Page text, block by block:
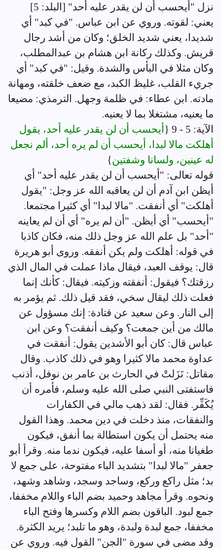
نزل "أيحسب أن لن يقدر عليه أحد" [البلد: 5]
يعني: لقوته. وروي عن ابن عباس. "في كبد" أي
شديدا، يعني شديد الخلق؛ وكان من أشد رجال
قريش. وكذلك ركانة ابن هشام بن عبدالمطلب،
وكان مثلا في البأس والشدة. وقيل: "في كبد" أي
جريء القلب، غليظ الكبد، مع ضعف خلقته، ومهانة
مادته. ابن عطاء: في ظلمة وجهل. الترمذي: مضيعا
ما يعنيه، مشتغلا بما لا يعنيه.
الآية: 5 - 9 {
أيحسب أن لن يقدر عليه أحد، يقول
أهلكت مالا لبدا، أيحسب أن لم يره أحد، ألم نجعل
له عينين، ولسانا وشفتين}
قوله تعالى: "أيحسب أن لن يقدر عليه أحد" أي
أيظن ابن آدم أن لن يعاقبه الله عز وجل: "يقول
أهلكت" أي أنفقت. "مالا لبدا" أي كثيرا مجتمعا.
"أيحسب" أي أيظن. "أن لم يره" أي أن لم يعاينه
"أحد" بل علم الله عز وجل ذلك منه، فكان كاذبا
في قوله: أهلكت ولم يكن أنفقه. وروى أبو هريرة
قال: يوقف العبد، فيقال ماذا عملت في المال الذي
رزقتك؟ فيقول: أنفقته وزكيته. فيقال: كأنك إنما
فعلت ذلك ليقال سخي، فقد قيل ذلك. ثم يؤمر به
إلى النار. وعن سعيد عن قتادة: إنك مسؤول عن
مالك من أين جمعت؟ وكيف أنفقت؟ وعن ابن
عباس قال: كان أبو الأشدين يقول: أنفقت في
عداوة محمد مالا كثيرا وهو في ذلك كاذب. وقال
مقاتل: نَزَلتْ في الحارث بن عامر بن نوفل، أذنب
فاستفتى النبي صلى الله عليه وسلم، فأمره أن
يُكَفِّر. فقال: لقد ذهب مالي في الكفارات
والنفقات، منذ دخلت في دين محمد. وهذا القول
منه يحتمل أن يكون استطالة بما أنفق، فيكون
طغيانا منه، أو أسفا عليه، فيكون ندما منه. وقرأ أبو
جعفر "مالا لبدا" بتشديد الباء مفتوحة، على جمع لا
بد؛ مثل راكع وركع، وساجد وسجد، وشاهد وشهد،
ونحوه. وقرأ مجاهد وحميد بضم الباء واللام مخففا،
جمع لبود. الباقون بضم اللام وكسرها وفتح الباء
مخففا، جمع لبدة ولبدة، وهو ما تلبد؛ يريد الكثرة.
وقد مضى في سورة "الجن" القول فيه. وروي عن